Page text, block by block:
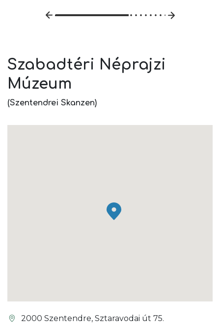
Szabadtéri Néprajzi
Múzeum
(Szentendrei Skanzen)
2000 Szentendre, Sztaravodai út 75.